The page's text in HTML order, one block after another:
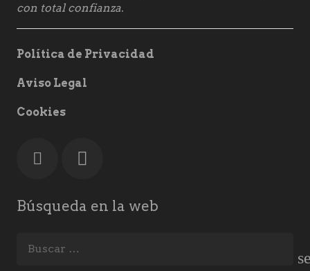
con total confianza.
Política de Privacidad
Aviso Legal
Cookies
Búsqueda en la web